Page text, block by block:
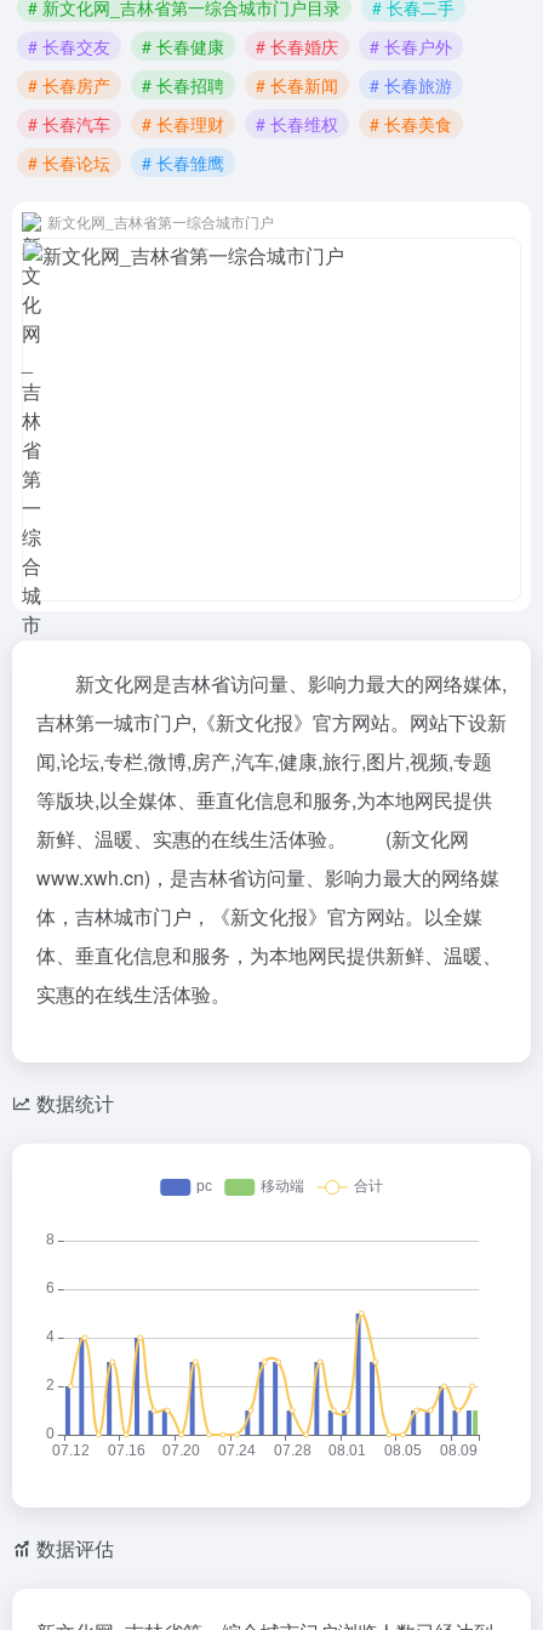
# 新文化网_吉林省第一综合城市门户目录
# 长春二手
# 长春交友
# 长春健康 # 长春婚庆
# 长春户外
# 长春房产
# 长春招聘 # 长春新闻
# 长春旅游
# 长春汽车
# 长春理财 # 长春维权
# 长春美食
# 长春论坛
# 长春雏鹰
新文化网_吉林省第一综合城市门户
新文化网是吉林省访问量、影响力最大的网络媒体,
吉林第一城市门户,《新文化报》官方网站。网站下设新
闻,论坛,专栏,微博,房产,汽车,健康,旅行,图片,视频,专题
等版块,以全媒体、垂直化信息和服务,为本地网民提供
新鲜、温暖、实惠的在线生活体验。 (新文化网
www.xwh.cn)，是吉林省访问量、影响力最大的网络媒
体，吉林城市门户，《新文化报》官方网站。以全媒
体、垂直化信息和服务，为本地网民提供新鲜、温暖、
实惠的在线生活体验。
数据统计
数据评估